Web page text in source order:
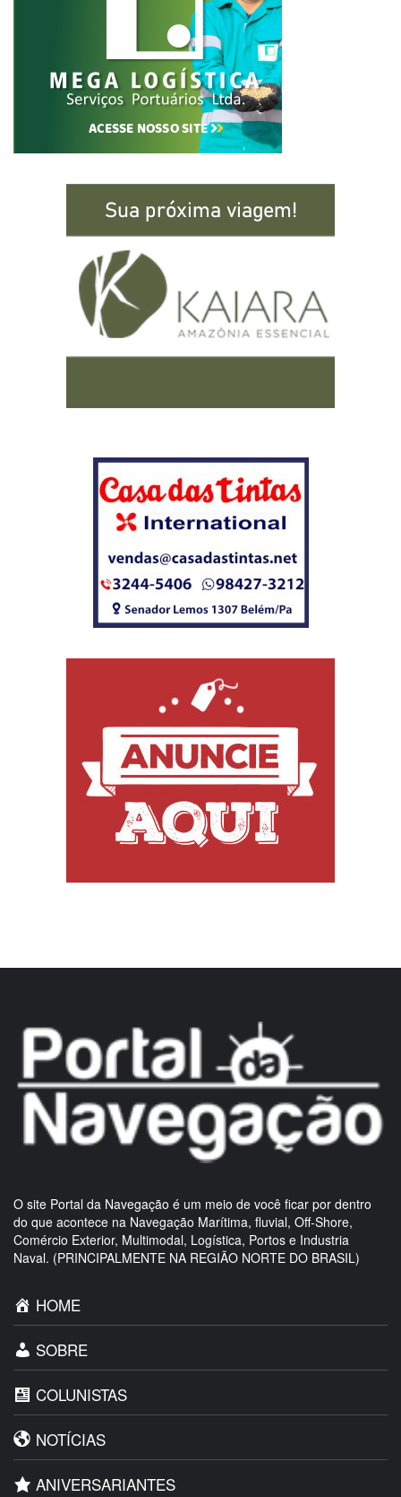
O site Portal da Navegação é um meio de você ficar por dentro
do que acontece na Navegação Marítima, fluvial, Off-Shore,
Comércio Exterior, Multimodal, Logística, Portos e Industria
Naval. (PRINCIPALMENTE NA REGIÃO NORTE DO BRASIL)
HOME
SOBRE
COLUNISTAS
NOTÍCIAS
ANIVERSARIANTES